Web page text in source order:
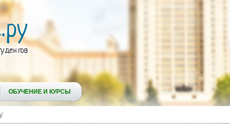
ОБУЧЕНИЕ И КУРСЫ